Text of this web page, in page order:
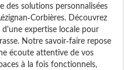
des solutions personnalisées
Corbières. Découvrez
expertise locale pour
Notre savoir-faire repose
écoute attentive de vos
à la fois fonctionnels,